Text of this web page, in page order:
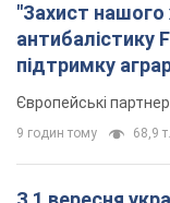
"Захист
антибалістику
підтримку
Європейські
9 годин тому 68,9 т.